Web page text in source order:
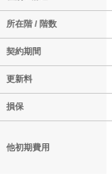
所在階 / 階数
契約期間
更新料
損保
他初期費用